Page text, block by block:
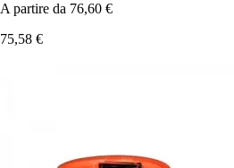
A partire da 76,60 €
75,58 €